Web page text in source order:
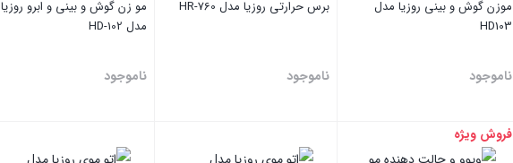
موزن گوش و بینی روزیا مدل
HD103
ناموجود
بستن
برس حرارتی روزیا مدل HR-760
ناموجود
مو زن گوش و بینی و ابرو روزیا
مدل HD-102
ناموجود
فروش ویژه